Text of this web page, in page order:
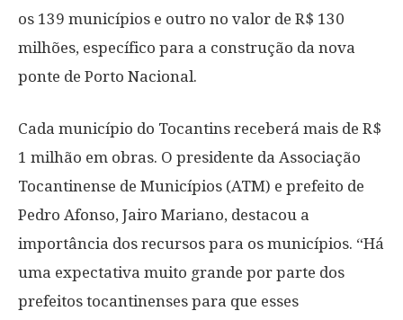
os 139 municípios e outro no valor de R$ 130
milhões, específico para a construção da nova
ponte de Porto Nacional.
Cada município do Tocantins receberá mais de R$
1 milhão em obras. O presidente da Associação
Tocantinense de Municípios (ATM) e prefeito de
Pedro Afonso, Jairo Mariano, destacou a
importância dos recursos para os municípios. “Há
uma expectativa muito grande por parte dos
prefeitos tocantinenses para que esses